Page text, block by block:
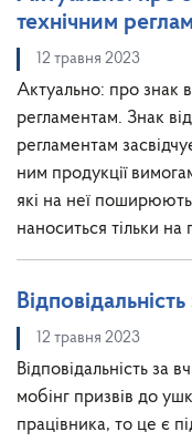
технічним
12 травня 2023
Актуально: про знак
регламентам. Знак
регламентам
ним продукції
які на неї
наноситься тільки
12 травня 2023
Відповідальність за
мобінг призвів до
працівника, то це є